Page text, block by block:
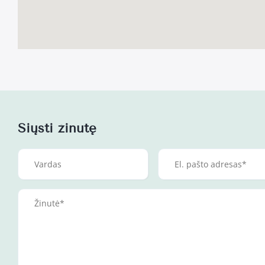
Siųsti žinutę